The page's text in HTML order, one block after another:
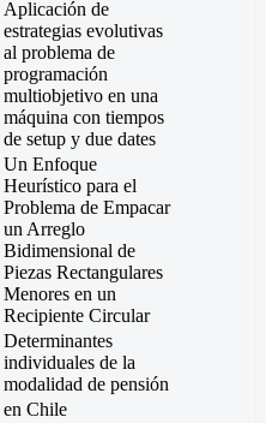
Aplicación de
estrategias evolutivas
al problema de
programación
multiobjetivo en una
máquina con tiempos
de setup y due dates
Un Enfoque
Heurístico para el
Problema de Empacar
un Arreglo
Bidimensional de
Piezas Rectangulares
Menores en un
Recipiente Circular
Determinantes
individuales de la
modalidad de pensión
en Chile